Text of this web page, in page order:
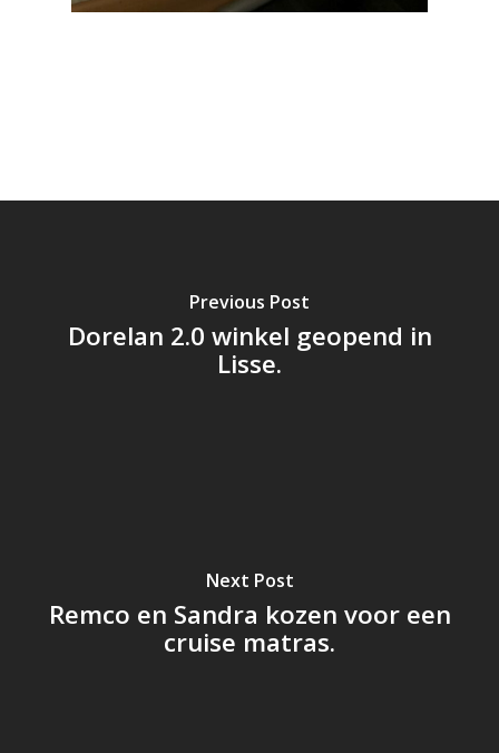
Previous Post
Dorelan 2.0 winkel geopend in
Lisse.
Next Post
Remco en Sandra kozen voor een
cruise matras.